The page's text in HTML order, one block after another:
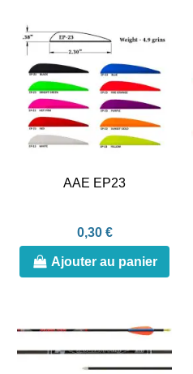
AAE EP23
0,30 €
Ajouter au panier